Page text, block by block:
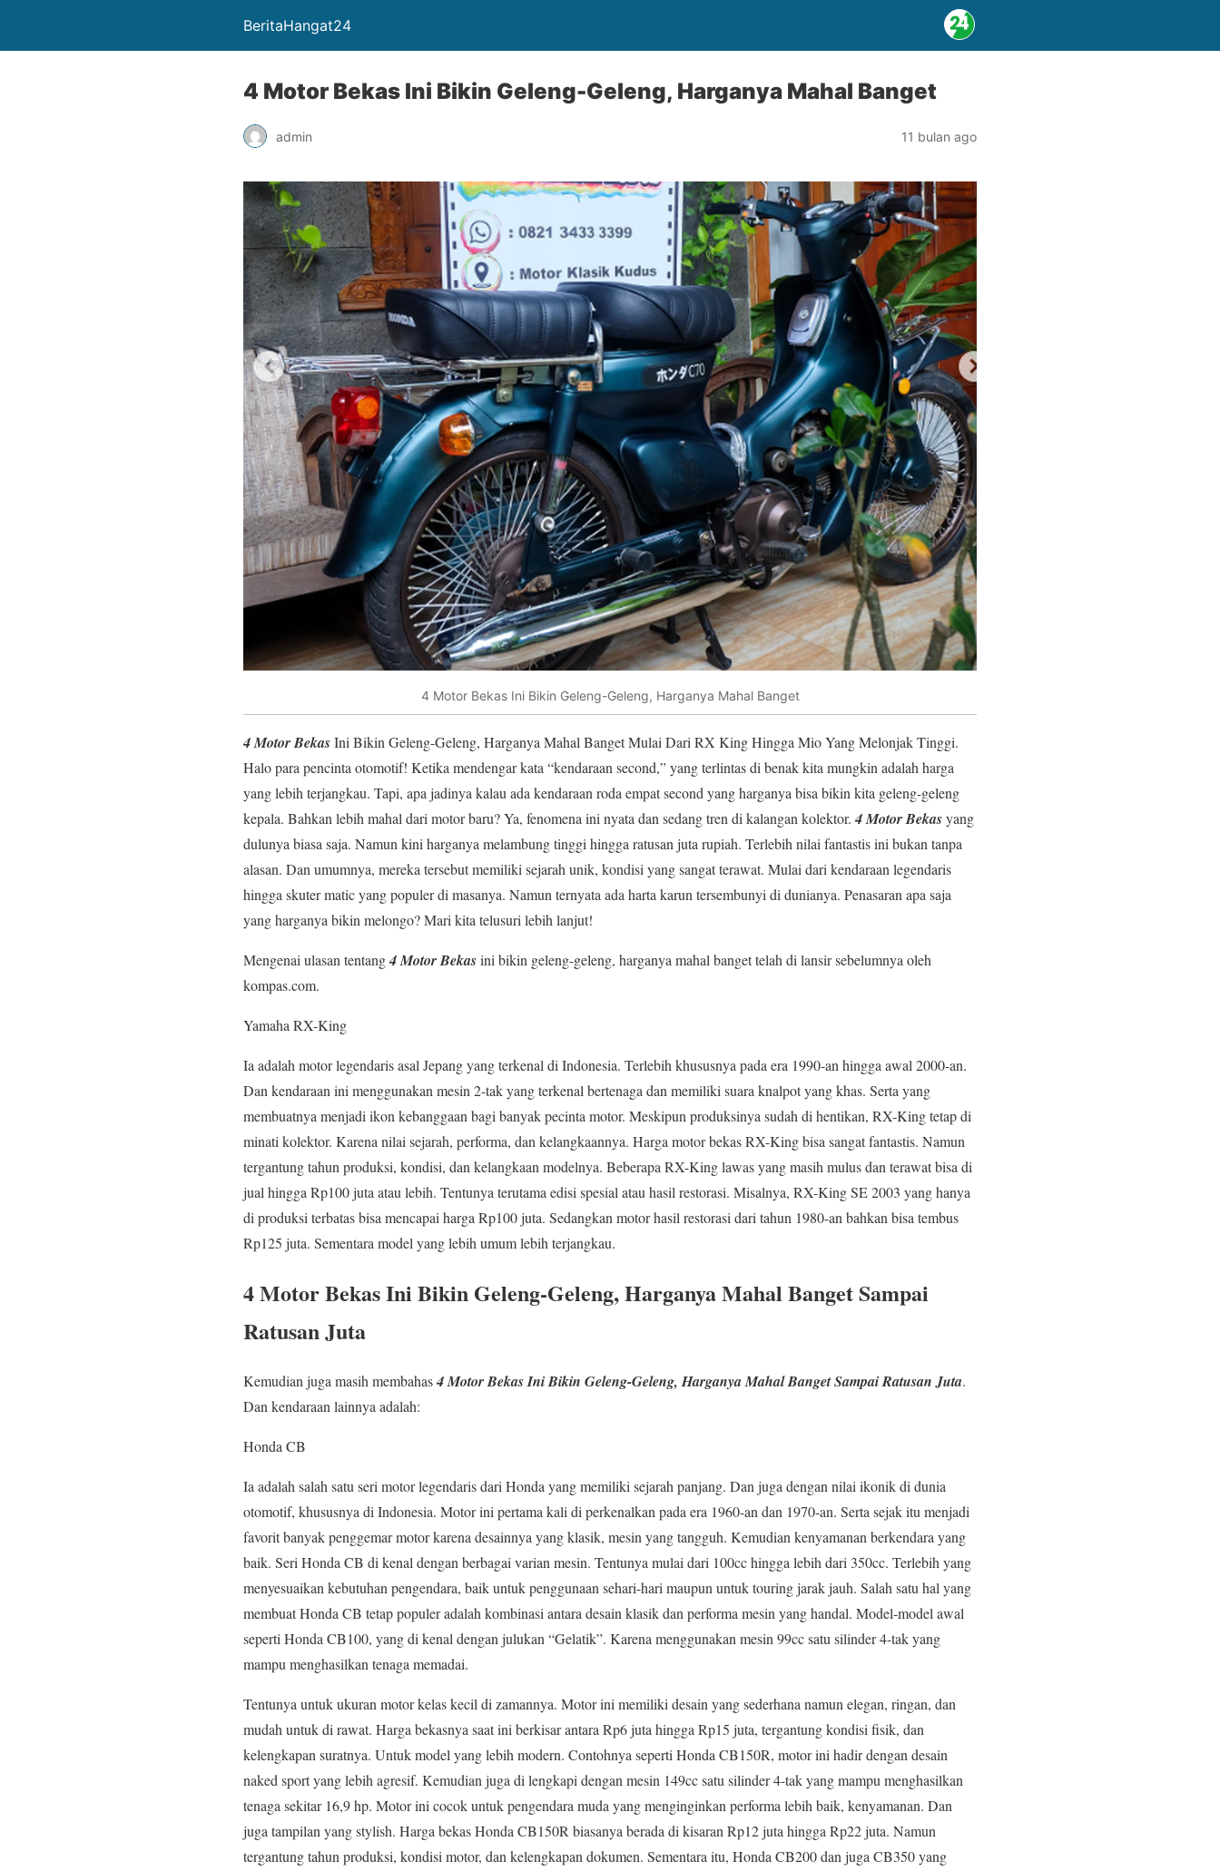
BeritaHangat24
4 Motor Bekas Ini Bikin Geleng-Geleng, Harganya Mahal Banget
admin 11 bulan ago
4 Motor Bekas Ini Bikin Geleng-Geleng, Harganya Mahal Banget
4 Motor BekasIni Bikin Geleng-Geleng, Harganya Mahal Banget Mulai Dari RX King Hingga Mio Yang Melonjak Tinggi.
Halo para pencinta otomotif! Ketika mendengar kata “kendaraan second,” yang terlintas di benak kita mungkin adalah harga
yang lebih terjangkau. Tapi, apa jadinya kalau ada kendaraan roda empat second yang harganya bisa bikin kita geleng-geleng
kepala. Bahkan lebih mahal dari motor baru? Ya, fenomena ini nyata dan sedang tren di kalangan kolektor. 4 Motor Bekasyang
dulunya biasa saja. Namun kini harganya melambung tinggi hingga ratusan juta rupiah. Terlebih nilai fantastis ini bukan tanpa
alasan. Dan umumnya, mereka tersebut memiliki sejarah unik, kondisi yang sangat terawat. Mulai dari kendaraan legendaris
hingga skuter matic yang populer di masanya. Namun ternyata ada harta karun tersembunyi di dunianya. Penasaran apa saja
yang harganya bikin melongo? Mari kita telusuri lebih lanjut!
Mengenai ulasan tentang4 Motor Bekasini bikin geleng-geleng, harganya mahal banget telah di lansir sebelumnya oleh
kompas.com.
Yamaha RX-King
Ia adalah motor legendaris asal Jepang yang terkenal di Indonesia. Terlebih khususnya pada era 1990-an hingga awal 2000-an.
Dan kendaraan ini menggunakan mesin 2-tak yang terkenal bertenaga dan memiliki suara knalpot yang khas. Serta yang
membuatnya menjadi ikon kebanggaan bagi banyak pecinta motor. Meskipun produksinya sudah di hentikan, RX-King tetap di
minati kolektor. Karena nilai sejarah, performa, dan kelangkaannya. Harga motor bekas RX-King bisa sangat fantastis. Namun
tergantung tahun produksi, kondisi, dan kelangkaan modelnya. Beberapa RX-King lawas yang masih mulus dan terawat bisa di
jual hingga Rp100 juta atau lebih. Tentunya terutama edisi spesial atau hasil restorasi. Misalnya, RX-King SE 2003 yang hanya
di produksi terbatas bisa mencapai harga Rp100 juta. Sedangkan motor hasil restorasi dari tahun 1980-an bahkan bisa tembus
Rp125 juta. Sementara model yang lebih umum lebih terjangkau.
4 Motor Bekas Ini Bikin Geleng-Geleng, Harganya Mahal Banget Sampai
Ratusan Juta
Kemudian juga masih membahas4 Motor Bekas Ini Bikin Geleng-Geleng, Harganya Mahal Banget Sampai Ratusan Juta.
Dan kendaraan lainnya adalah:
Honda CB
Ia adalah salah satu seri motor legendaris dari Honda yang memiliki sejarah panjang. Dan juga dengan nilai ikonik di dunia
otomotif, khususnya di Indonesia. Motor ini pertama kali di perkenalkan pada era 1960-an dan 1970-an. Serta sejak itu menjadi
favorit banyak penggemar motor karena desainnya yang klasik, mesin yang tangguh. Kemudian kenyamanan berkendara yang
baik. Seri Honda CB di kenal dengan berbagai varian mesin. Tentunya mulai dari 100cc hingga lebih dari 350cc. Terlebih yang
menyesuaikan kebutuhan pengendara, baik untuk penggunaan sehari-hari maupun untuk touring jarak jauh. Salah satu hal yang
membuat Honda CB tetap populer adalah kombinasi antara desain klasik dan performa mesin yang handal. Model-model awal
seperti Honda CB100, yang di kenal dengan julukan “Gelatik”. Karena menggunakan mesin 99cc satu silinder 4-tak yang
mampu menghasilkan tenaga memadai.
Tentunya untuk ukuran motor kelas kecil di zamannya. Motor ini memiliki desain yang sederhana namun elegan, ringan, dan
mudah untuk di rawat. Harga bekasnya saat ini berkisar antara Rp6 juta hingga Rp15 juta, tergantung kondisi fisik, dan
kelengkapan suratnya. Untuk model yang lebih modern. Contohnya seperti Honda CB150R, motor ini hadir dengan desain
naked sport yang lebih agresif. Kemudian juga di lengkapi dengan mesin 149cc satu silinder 4-tak yang mampu menghasilkan
tenaga sekitar 16,9 hp. Motor ini cocok untuk pengendara muda yang menginginkan performa lebih baik, kenyamanan. Dan
juga tampilan yang stylish. Harga bekas Honda CB150R biasanya berada di kisaran Rp12 juta hingga Rp22 juta. Namun
tergantung tahun produksi, kondisi motor, dan kelengkapan dokumen. Sementara itu, Honda CB200 dan juga CB350 yang